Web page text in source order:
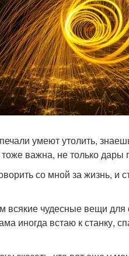
умеют утолить,
важна, не только дары
со мной за жизнь, и
всякие чудесные вещи для
иногда встаю к станку,